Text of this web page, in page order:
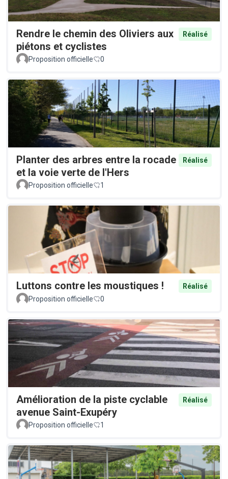
Rendre le chemin des Oliviers aux
piétons et cyclistes
Réalisé
Proposition officielle 0
Planter des arbres entre la rocade
et la voie verte de l'Hers
Réalisé
Proposition officielle 1
Luttons contre les moustiques !
Réalisé
Proposition officielle
0
Amélioration de la piste cyclable
avenue Saint-Exupéry
Réalisé
Proposition officielle 1